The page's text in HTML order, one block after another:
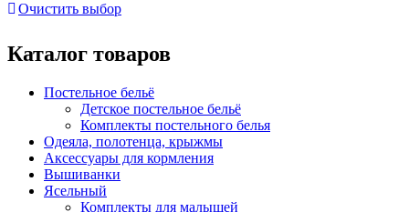
Очистить выбор
Каталог товаров
Постельное бельё
Детское постельное бельё
Комплекты постельного белья
Одеяла, полотенца, крыжмы
Аксессуары для кормления
Вышиванки
Ясельный
Комплекты для малышей